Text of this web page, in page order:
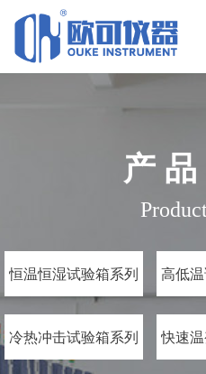
产
恒温恒湿试验箱系列 高低
冷热冲击试验箱系列 快速